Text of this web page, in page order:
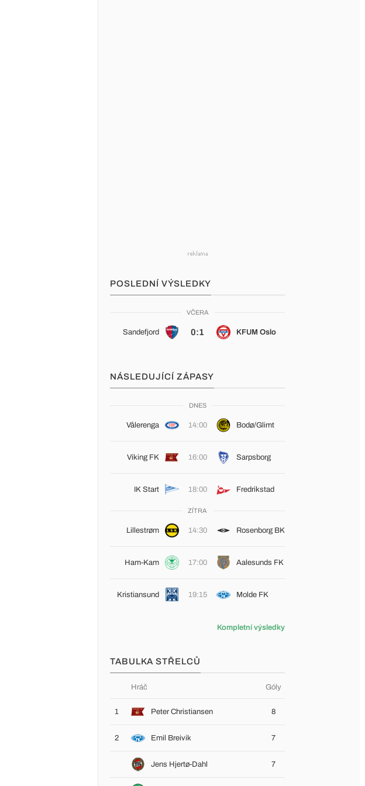
POSLEDNÍ VÝSLEDKY
VČERA
Sandefjord 0:1 KFUM Oslo
NÁSLEDUJÍCÍ ZÁPASY
DNES
Vålerenga 14:00 Bodø/Glimt
Viking FK 16:00 Sarpsborg
IK Start 18:00 Fredrikstad
ZÍTRA
Lillestrøm 14:30 Rosenborg BK
Ham-Kam 17:00 Aalesunds FK
Kristiansund 19:15 Molde FK
Kompletní výsledky
TABULKA STŘELCŮ
Hráč Góly
1 Peter Christiansen 8
2 Emil Breivik 7
Jens Hjertø-Dahl 7